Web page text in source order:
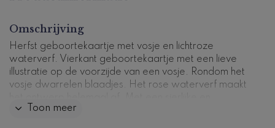
Omschrijving
Herfst geboortekaartje met vosje en lichtroze
waterverf. Vierkant geboortekaartje met een lieve
illustratie op de voorzijde van een vosje. Rondom het
vosje dwarrelen blaadjes. Het rose waterverf maakt
moderne letter staat de naam van je pasgeboren
Toon meer